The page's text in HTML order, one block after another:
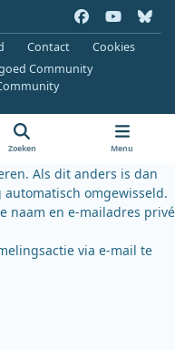
a
c
e
o
k
o
u
b
b
l
u
k
y
Contact
Cookies
Community
Zoeken Menu
Als dit anders is dan
omgewisseld.
naam en e-mailadres privé
via e-mail te